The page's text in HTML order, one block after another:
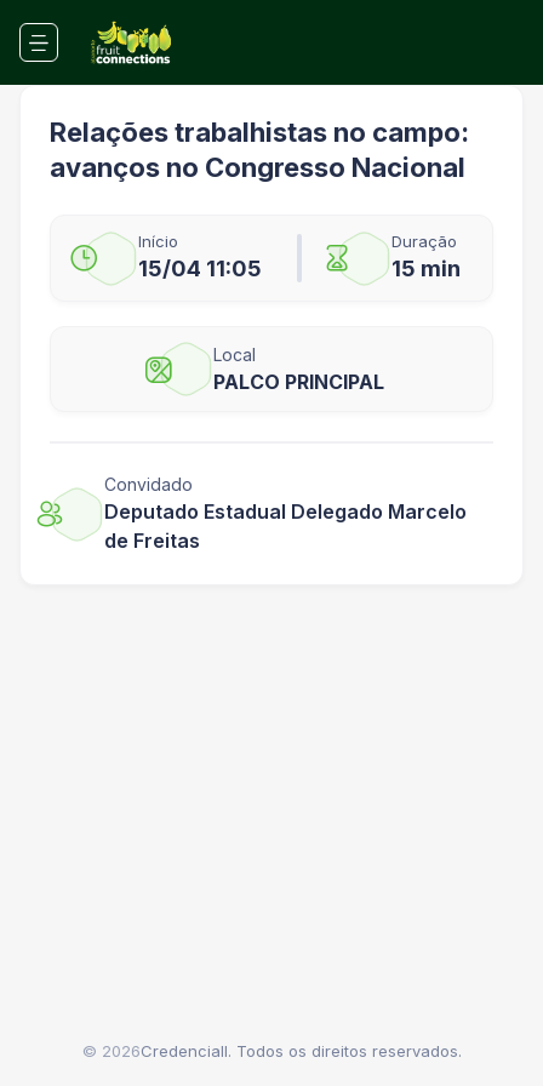
Relações trabalhistas no campo:
avanços no Congresso Nacional
Início
15/04 11:05
Duração
15 min
Local
PALCO PRINCIPAL
Convidado
Deputado Estadual Delegado Marcelo
de Freitas
© 2026Credenciall. Todos os direitos reservados.